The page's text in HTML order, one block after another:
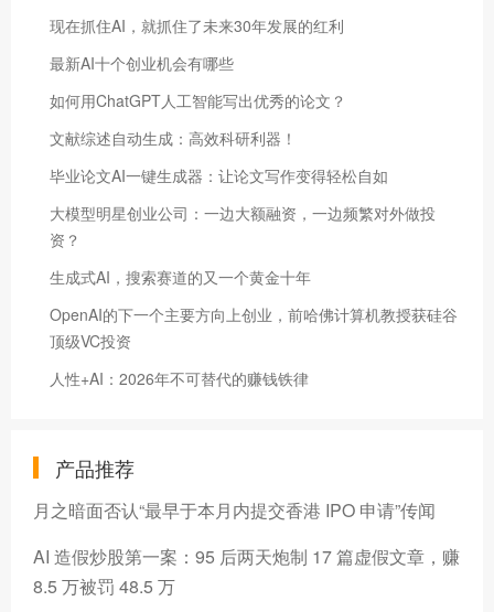
现在抓住AI，就抓住了未来30年发展的红利
最新AI十个创业机会有哪些
如何用ChatGPT人工智能写出优秀的论文？
文献综述自动生成：高效科研利器！
毕业论文AI一键生成器：让论文写作变得轻松自如
大模型明星创业公司：一边大额融资，一边频繁对外做投
资？
生成式AI，搜索赛道的又一个黄金十年
OpenAI的下一个主要方向上创业，前哈佛计算机教授获硅谷
顶级VC投资
人性+AI：2026年不可替代的赚钱铁律
产品推荐
月之暗面否认“最早于本月内提交香港 IPO 申请”传闻
AI 造假炒股第一案：95 后两天炮制 17 篇虚假文章，赚
8.5 万被罚 48.5 万